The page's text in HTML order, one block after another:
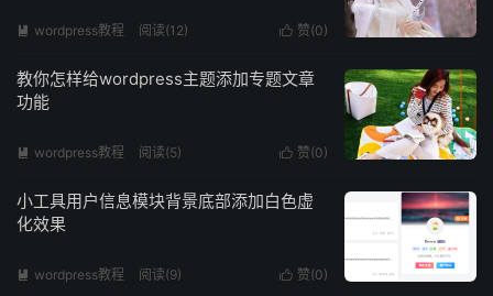
 赞(0)
 wordpress教程 阅读(12)
教你怎样给wordpress主题添加专题文章
功能
 赞(0)
 wordpress教程 阅读(5)
小工具用户信息模块背景底部添加白色虚
化效果
 赞(0)
 wordpress教程 阅读(9)